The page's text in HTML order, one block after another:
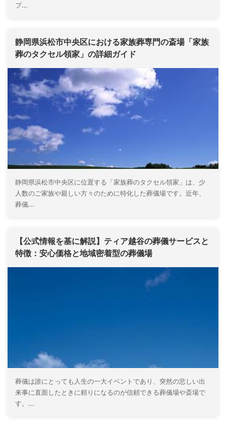
プ...
静岡県浜松市中央区における家族葬専門の斎場「家族
葬のタクセル領家」の詳細ガイド
静岡県浜松市中央区に位置する「家族葬のタクセル領家」は、少
人数のご家族や親しい方々のために特化した葬儀場です。近年、
葬儀...
【公式情報を基に解説】ティア越谷の葬儀サービスと
特徴：安心価格と地域密着型の葬儀場
葬儀は誰にとっても人生の一大イベントであり、突然の悲しい出
来事に直面したときに頼りになるのが信頼できる葬儀場や斎場で
す。...